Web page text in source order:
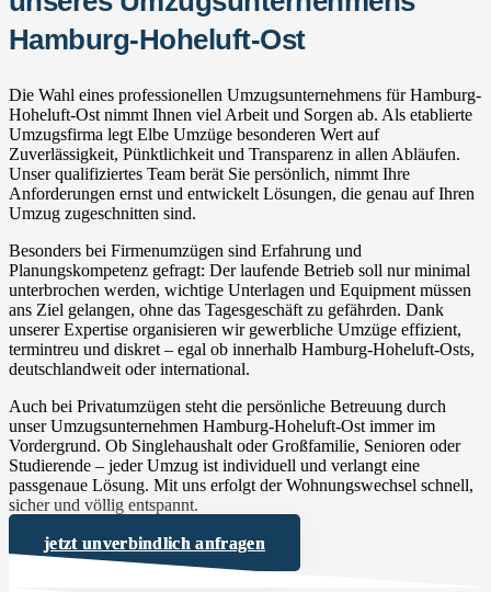
Hamburg-Hoheluft-Ost
Die Wahl eines professionellen Umzugsunternehmens für Hamburg-
Hoheluft-Ost nimmt Ihnen viel Arbeit und Sorgen ab. Als etablierte
Umzugsfirma legt Elbe Umzüge besonderen Wert auf
Zuverlässigkeit, Pünktlichkeit und Transparenz in allen Abläufen.
Unser qualifiziertes Team berät Sie persönlich, nimmt Ihre
Anforderungen ernst und entwickelt Lösungen, die genau auf Ihren
Umzug zugeschnitten sind.
Besonders bei Firmenumzügen sind Erfahrung und
Planungskompetenz gefragt: Der laufende Betrieb soll nur minimal
unterbrochen werden, wichtige Unterlagen und Equipment müssen
ans Ziel gelangen, ohne das Tagesgeschäft zu gefährden. Dank
unserer Expertise organisieren wir gewerbliche Umzüge effizient,
termintreu und diskret – egal ob innerhalb Hamburg-Hoheluft-Osts,
deutschlandweit oder international.
Auch bei Privatumzügen steht die persönliche Betreuung durch
unser Umzugsunternehmen Hamburg-Hoheluft-Ost immer im
Vordergrund. Ob Singlehaushalt oder Großfamilie, Senioren oder
Studierende – jeder Umzug ist individuell und verlangt eine
passgenaue Lösung. Mit uns erfolgt der Wohnungswechsel schnell,
sicher und völlig entspannt.
jetzt unverbindlich anfragen